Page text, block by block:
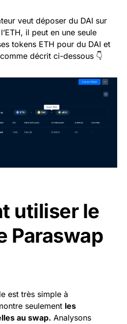
veut déposer du DAI sur
il peut en une seule
tokens ETH pour du DAI et
décrit ci-dessous 👇
utiliser le
Paraswap
est très simple à
seulement les
au swap. Analysons